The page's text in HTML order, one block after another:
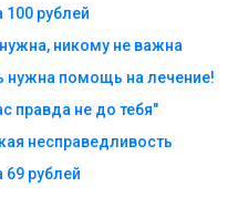
100 рублей
никому не важна
нужна помощь на лечение!
правда не до тебя"
несправедливость
69 рублей